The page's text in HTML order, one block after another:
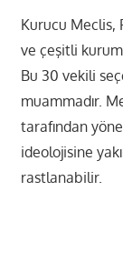
Kurucu Meclis,
ve çeşitli
Bu 30 vekili
muammadır.
tarafından
ideolojisine
rastlanabilir.